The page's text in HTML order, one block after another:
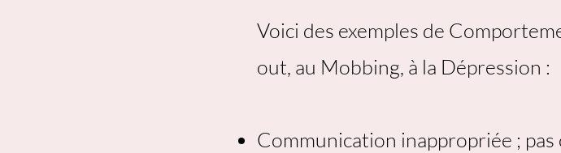
Voici des exemples de
out, au Mobbing, à la Dépression :
Communication inappropriée ;